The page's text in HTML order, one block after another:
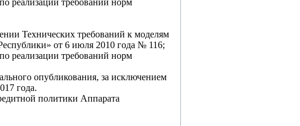
реализации требований норм
Технических требований к моделям
от 6 июля 2010 года № 116;
реализации требований норм
опубликования, за исключением
года.
политики Аппарата